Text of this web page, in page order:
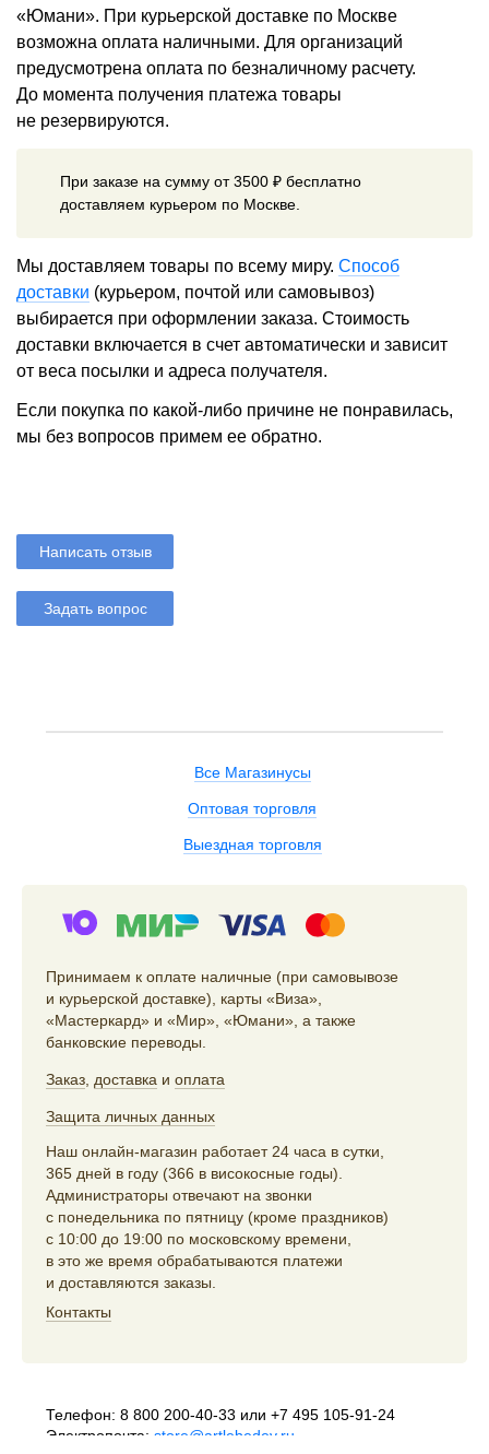
«Юмани». При курьерской доставке по Москве
возможна оплата наличными. Для организаций
предусмотрена оплата по безналичному расчету.
До момента получения платежа товары
не резервируются.
При заказе на сумму от 3500 ₽ бесплатно
доставляем курьером по Москве.
Мы доставляем товары по всему миру. Способ
доставки (курьером, почтой или самовывоз)
выбирается при оформлении заказа. Стоимость
доставки включается в счет автоматически и зависит
от веса посылки и адреса получателя.
Если покупка по какой-либо причине не понравилась,
мы без вопросов примем ее обратно.
Написать отзыв
Задать вопрос
Все Магазинусы
Оптовая торговля
Выездная торговля
Принимаем к оплате наличные (при самовывозе
и курьерской доставке), карты «Виза»,
«Мастеркард» и «Мир», «Юмани», а также
банковские переводы.
Заказ доставка и оплата
Защита личных данных
Наш онлайн-магазин работает 24 часа в сутки,
365 дней в году (366 в високосные годы).
Администраторы отвечают на звонки
с понедельника по пятницу (кроме праздников)
с 10:00 до 19:00 по московскому времени,
в это же время обрабатываются платежи
и доставляются заказы.
Контакты
Телефон: 8 800 200-40-33 или +7 495 105-91-24
Электропочта: store@artlebedev.ru